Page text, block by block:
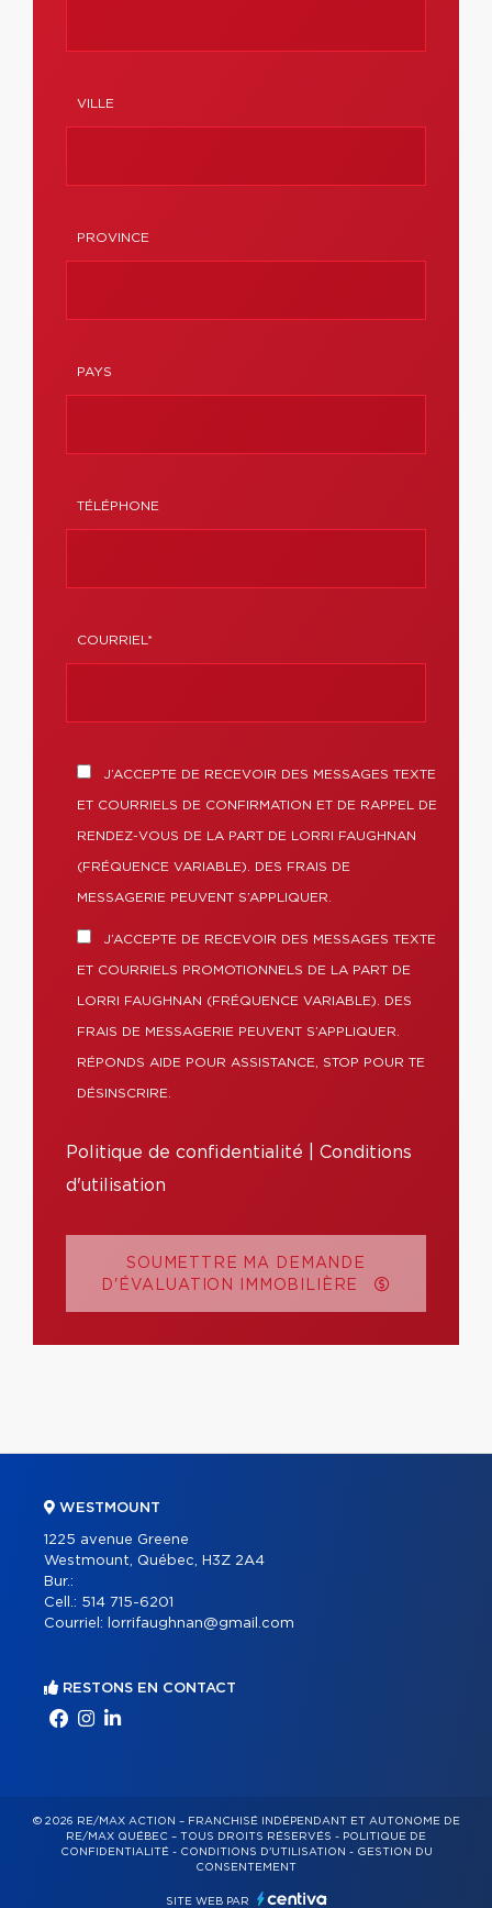
VILLE
PROVINCE
PAYS
TÉLÉPHONE
COURRIEL*
J’ACCEPTE DE RECEVOIR DES MESSAGES TEXTE
ET COURRIELS DE CONFIRMATION ET DE RAPPEL DE
RENDEZ-VOUS DE LA PART DE LORRI FAUGHNAN
(FRÉQUENCE VARIABLE). DES FRAIS DE
MESSAGERIE PEUVENT S’APPLIQUER.
J’ACCEPTE DE RECEVOIR DES MESSAGES TEXTE
ET COURRIELS PROMOTIONNELS DE LA PART DE
LORRI FAUGHNAN (FRÉQUENCE VARIABLE). DES
FRAIS DE MESSAGERIE PEUVENT S’APPLIQUER.
RÉPONDS AIDE POUR ASSISTANCE, STOP POUR TE
DÉSINSCRIRE.
Politique de confidentialité
Conditions
d'utilisation
SOUMETTRE MA DEMANDE
D'ÉVALUATION IMMOBILIÈRE
WESTMOUNT
1225 avenue Greene
Westmount, Québec, H3Z 2A4
Bur.:
Cell.: 514 715-6201
Courriel:
lorrifaughnan@gmail.com
RESTONS EN CONTACT
© 2026 RE/MAX ACTION – FRANCHISÉ INDÉPENDANT ET AUTONOME DE
RE/MAX QUÉBEC – TOUS DROITS RÉSERVÉS - POLITIQUE DE
CONFIDENTIALITÉ- CONDITIONS D'UTILISATION - GESTION DU
CONSENTEMENT
SITE WEB PAR